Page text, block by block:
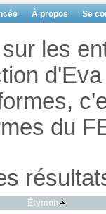
À propos Se
les
du
Étymon